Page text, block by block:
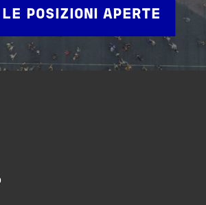
LE POSIZIONI APERTE